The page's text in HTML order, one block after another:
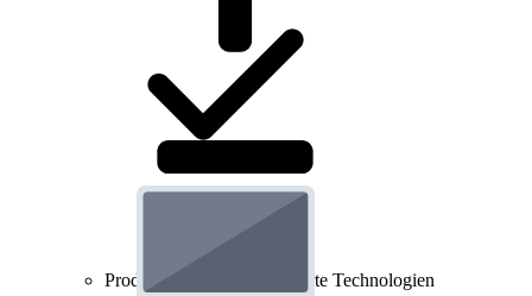
Produkt-Prüfungen für smarte Technologien